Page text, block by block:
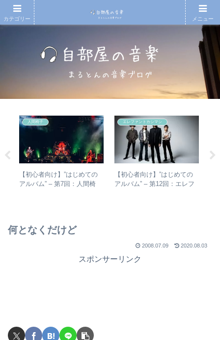
人間椅子
【初心者向け】”はじめての
アルバム” – 第7回：人間椅
エレファントカシマシ
【初心者向け】”はじめての
アルバム” – 第12回：エレフ
何となくだけど
2008.07.09 2020.08.03
スポンサーリンク
カテゴリー メニュー